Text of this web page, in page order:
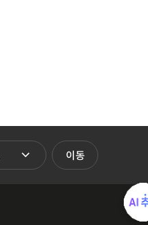
가기
이동